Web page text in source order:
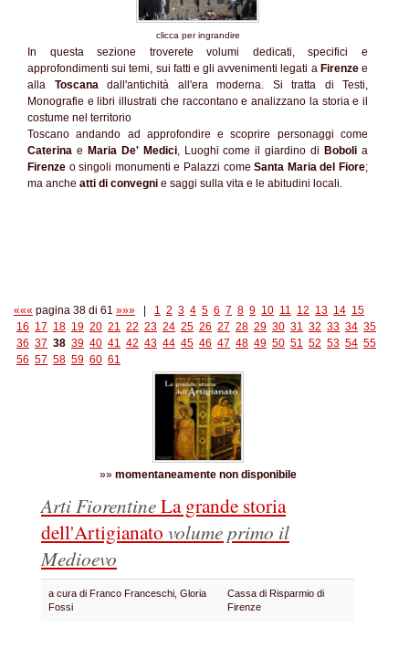
clicca per ingrandire
In questa sezione troverete volumi dedicati, specifici e
approfondimenti sui temi, sui fatti e gli avvenimenti legati a Firenzee
alla Toscanadall'antichità all'era moderna. Si tratta di Testi,
Monografie e libri illustrati che raccontano e analizzano la storia e il
costume nel territorio
Toscano andando ad approfondire e scoprire personaggi come
Caterina e Maria De' Medici, Luoghi come il giardino di Boboli a
Firenze o singoli monumenti e Palazzi comeSanta Maria del Fiore;
ma anche atti di convegni e saggi sulla vita e le abitudini locali.
««« pagina 38 di 61 »»» 1 2 3 4 5 6 7 8 9 10 11 12 13 14 15
16 17 18 19 20 21 22 23 24 25 26 27 28 29 30 31 32 33 34 35
36 37 38 39 40 41 42 43 44 45 46 47 48 49 50 51 52 53 54 55
56 57 58 59 60 61
»» momentaneamente non disponibile
Arti FiorentineLa grande storia
dell'Artigianato volume primo il
Medioevo
a cura di Franco Franceschi, Gloria
Fossi
Cassa di Risparmio di
Firenze